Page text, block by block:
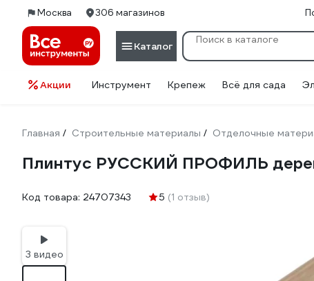
Москва 306 магазинов
Каталог
Акции Инструмент Крепеж Всё для сада
Главная / Строительные материалы / Отделочные
Плинтус РУССКИЙ ПРОФИЛЬ
Код товара: 24707343 5 (1 отзыв)
3 видео